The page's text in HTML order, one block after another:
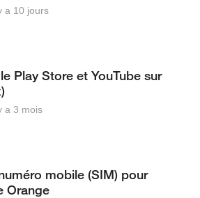
a 10 jours
Play Store et YouTube sur
a 3 mois
mobile (SIM) pour
Orange